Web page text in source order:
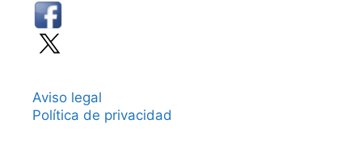
Aviso legal
Política de privacidad